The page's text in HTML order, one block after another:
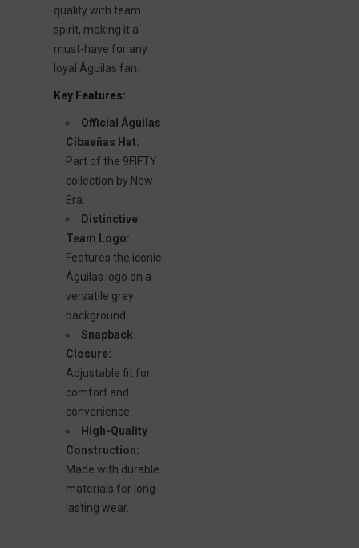
quality with team
spirit, making it a
must-have for any
loyal Águilas fan.
Key Features:
Official Águilas
Cibaeñas Hat:
Part of the 9FIFTY
collection by New
Era.
Distinctive
Team Logo:
Features the iconic
Águilas logo on a
versatile grey
background.
Snapback
Closure:
Adjustable fit for
comfort and
convenience.
High-Quality
Construction:
Made with durable
materials for long-
lasting wear.